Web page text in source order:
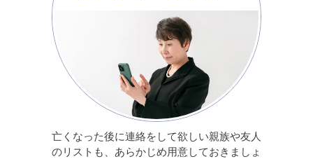
亡くなった後に連絡をして欲しい親族や友人
のリストも、あらかじめ用意しておきましょ